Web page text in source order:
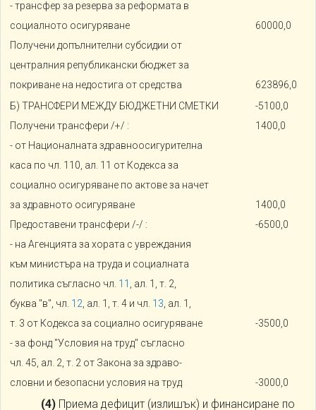
- трансфер за резерва за реформата в
социалното осигуряване
60000,0
Получени допълнителни субсидии от
централния републикански бюджет за
покриване на недостига от средства
623896,0
Б) ТРАНСФЕРИ МЕЖДУ БЮДЖЕТНИ СМЕТКИ
-5100,0
Получени трансфери /+/ :
1400,0
- от Националната здравноосигурителна
каса по чл. 110, ал. 11 от Кодекса за
социално осигуряване по актове за начет
за здравното осигуряване
1400,0
Предоставени трансфери /-/ :
-6500,0
- на Агенцията за хората с увреждания
към министъра на труда и социалната
политика съгласно чл. 11
, ал. 1, т. 2,
буква "в", чл. 12 , ал. 1, т. 4 и чл. 13 , ал. 1,
т. 3 от Кодекса за социално осигуряване
-3500,0
- за фонд "Условия на труд" съгласно
чл. 45, ал. 2, т. 2 от Закона за здраво-
словни и безопасни условия на труд
-3000,0
(4) Приема дефицит (излишък) и финансиране по